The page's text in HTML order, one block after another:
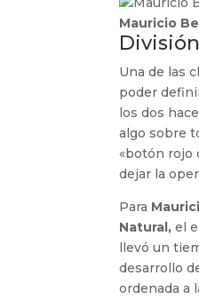
Mauricio
Una de las
poder
los dos
algo sobre
«botón rojo
dejar la
Para
Natural, el
llevó un
desarrollo
ordenada a